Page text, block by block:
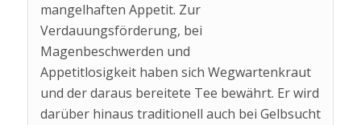
mangelhaften Appetit. Zur
Verdauungsförderung, bei
Magenbeschwerden und
Appetitlosigkeit haben sich Wegwartenkraut
und der daraus bereitete Tee bewährt. Er wird
darüber hinaus traditionell auch bei Gelbsucht